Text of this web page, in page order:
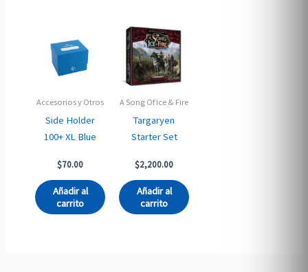
Accesorios y Otros
Side Holder
100+ XL Blue
$70.00
Añadir al
carrito
A Song Of Ice & Fire
Targaryen
Starter Set
$2,200.00
Añadir al
carrito